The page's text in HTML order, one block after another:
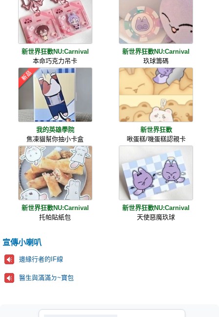
新世界狂歡NU:Carnival
本命巧克力吊卡
新世界狂歡NU:Carnival
玖球籌碼
我的英雄學院
焦凍貓幫你抽小卡盒
新世界狂歡
啾蛋糕/嘰蛋糕認親卡
新世界狂歡NU:Carnival
托帕貼紙包
新世界狂歡NU:Carnival
天使惡魔玖球
宣傳小喇叭
邊緣行者的IF線
醫生與滿滿ㄉ~寶包